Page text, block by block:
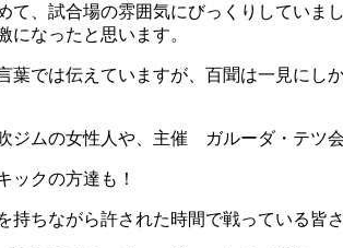
て、試合場の雰囲気にびっくりしていま
になったと思います。
葉では伝えていますが、百聞は一見に
ジムの女性人や、主催 ガルーダ・テツ
ックの方達も！
持ちながら許された時間で戦っている皆